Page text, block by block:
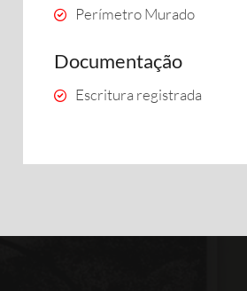
Perímetro Murado
Documentação
Escritura registrada